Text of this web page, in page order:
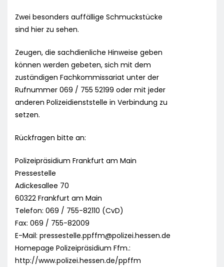
Zwei besonders auffällige Schmuckstücke
sind hier zu sehen.
Zeugen, die sachdienliche Hinweise geben
können werden gebeten, sich mit dem
zuständigen Fachkommissariat unter der
Rufnummer 069 / 755 52199 oder mit jeder
anderen Polizeidienststelle in Verbindung zu
setzen.
Rückfragen bitte an:
Polizeipräsidium Frankfurt am Main
Pressestelle
Adickesallee 70
60322 Frankfurt am Main
Telefon: 069 / 755-82110 (CvD)
Fax: 069 / 755-82009
E-Mail: pressestelle.ppffm@polizei.hessen.de
Homepage Polizeipräsidium Ffm.:
http://www.polizei.hessen.de/ppffm